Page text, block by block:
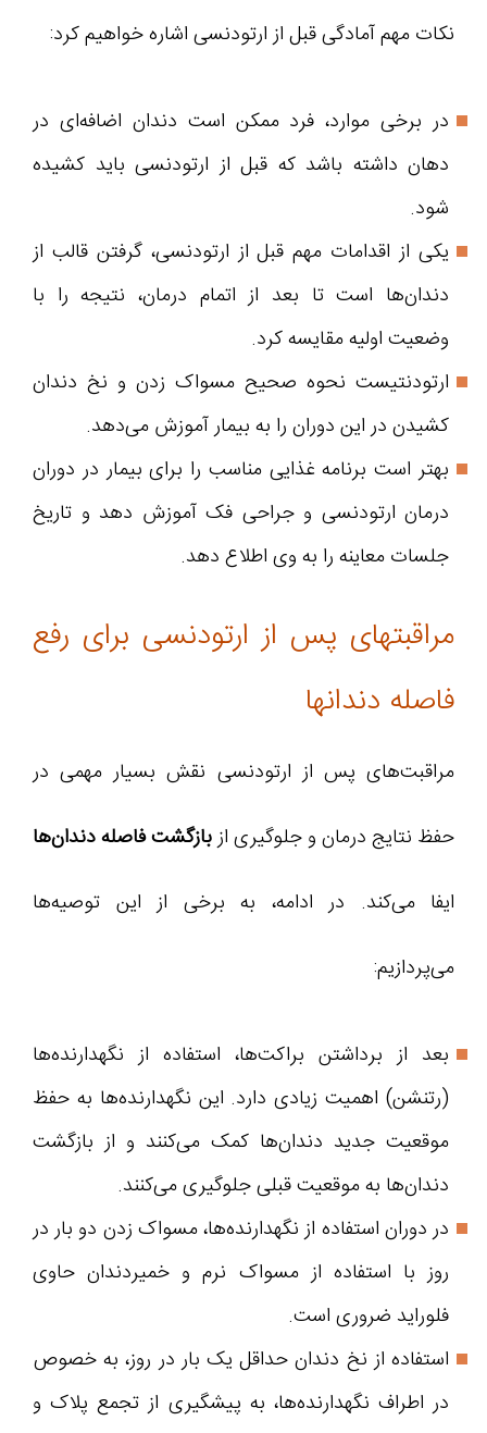
نکات مهم آمادگی قبل از ارتودنسی اشاره خواهیم کرد:
در برخی موارد، فرد ممکن است دندان اضافه‌ای در
دهان داشته باشد که قبل از ارتودنسی باید کشیده
شود.
یکی از اقدامات مهم قبل از ارتودنسی، گرفتن قالب از
دندان‌ها است تا بعد از اتمام درمان، نتیجه را با
وضعیت اولیه مقایسه کرد.
ارتودنتیست نحوه صحیح مسواک زدن و نخ دندان
کشیدن در این دوران را به بیمار آموزش می‌دهد.
بهتر است برنامه غذایی مناسب را برای بیمار در دوران
درمان ارتودنسی و جراحی فک آموزش دهد و تاریخ
جلسات معاینه را به وی اطلاع دهد.
مراقبتهای پس از ارتودنسی برای رفع
فاصله دندانها
مراقبت‌های پس از ارتودنسی نقش بسیار مهمی در
حفظ نتایج درمان و جلوگیری از بازگشت فاصله‌ دندان‌ها
ایفا می‌کند. در ادامه، به برخی از این توصیه‌ها
می‌پردازیم:
بعد از برداشتن براکت‌ها، استفاده از نگهدارنده‌ها
(رتنشن) اهمیت زیادی دارد. این نگهدارنده‌ها به حفظ
موقعیت جدید دندان‌ها کمک می‌کنند و از بازگشت
دندان‌ها به موقعیت قبلی جلوگیری می‌کنند.
در دوران استفاده از نگهدارنده‌ها، مسواک زدن دو بار در
روز با استفاده از مسواک نرم و خمیردندان حاوی
فلوراید ضروری است.
استفاده از نخ دندان حداقل یک بار در روز، به خصوص
در اطراف نگهدارنده‌ها، به پیشگیری از تجمع پلاک و